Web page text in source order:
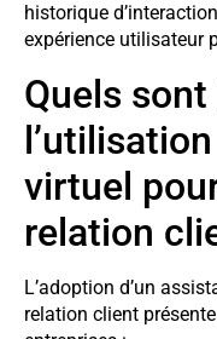
historique
expérience utilisateur
Quels
virtuel
relation
L’adoption d’un
relation client